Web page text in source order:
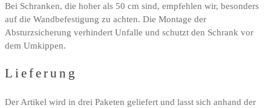
Bei Schranken, die hoher als 50 cm sind, empfehlen wir, besonders
auf die Wandbefestigung zu achten. Die Montage der
Absturzsicherung verhindert Unfalle und schutzt den Schrank vor
dem Umkippen.
Lieferung
Der Artikel wird in drei Paketen geliefert und lasst sich anhand der